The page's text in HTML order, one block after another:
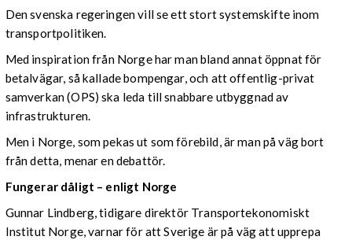
Den svenska regeringen vill se ett stort systemskifte inom
transportpolitiken.
Med inspiration från Norge har man bland annat öppnat för
betalvägar, så kallade bompengar, och att offentlig-privat
samverkan (OPS) ska leda till snabbare utbyggnad av
infrastrukturen.
Men i Norge, som pekas ut som förebild, är man på väg bort
från detta, menar en debattör.
Fungerar dåligt – enligt Norge
Gunnar Lindberg, tidigare direktör Transportekonomiskt
Institut Norge, varnar för att Sverige är på väg att upprepa